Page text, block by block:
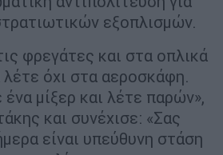
εξοπλισμών.
φρεγάτες και στα οπλικά
όχι στα αεροσκάφη.
μίξερ και λέτε παρών»,
και συνέχισε: «Σας
είναι υπεύθυνη στάση